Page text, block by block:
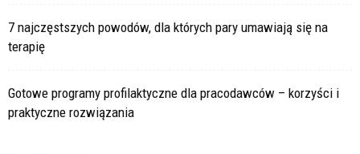
7 najczęstszych powodów, dla których pary umawiają się na
terapię
Gotowe programy profilaktyczne dla pracodawców – korzyści i
praktyczne rozwiązania